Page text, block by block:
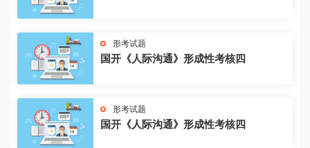
形考试题
国开《人际沟通》形成性考核四
形考试题
国开《人际沟通》形成性考核四